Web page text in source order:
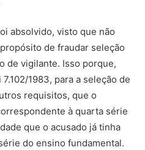
absolvido, visto que não
de fraudar seleção
de vigilante. Isso porque,
1983, para a seleção de
requisitos, que o
à quarta série
que o acusado já tinha
do ensino fundamental.